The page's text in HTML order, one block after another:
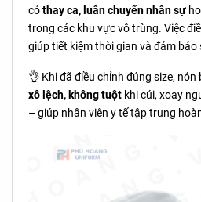
cóthay ca, luân chuyển nhân sự
trong các khu vực vô trùng. Việc
giúp tiết kiệm thời gian và đảm bảo
👌 Khi đã điều chỉnh đúng size,
xô lệch, không tuột khi cúi, xoay
– giúp nhân viên y tế tập trung